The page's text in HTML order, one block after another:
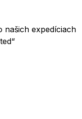
našich expedíciach